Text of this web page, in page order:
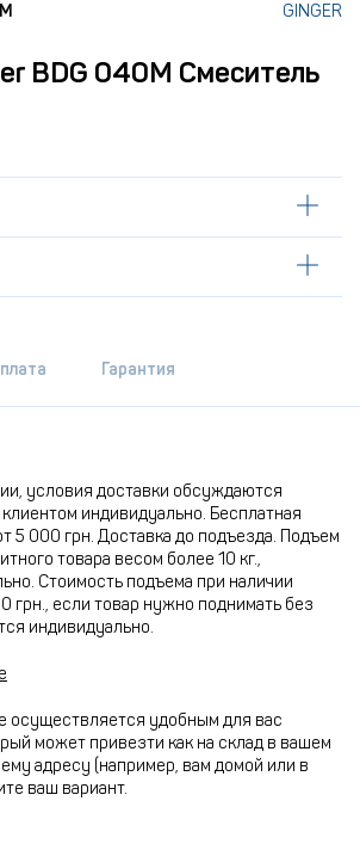
GINGER
BDG 040M Смеситель
Гарантия
условия доставки обсуждаются
индивидуально. Бесплатная
5 000 грн. Доставка до подъезда. Подъем
товара весом более 10 кг.,
Стоимость подъема при наличии
грн., если товар нужно поднимать без
индивидуально.
осуществляется удобным для вас
может привезти как на склад в вашем
адресу (например, вам домой или в
ваш вариант.